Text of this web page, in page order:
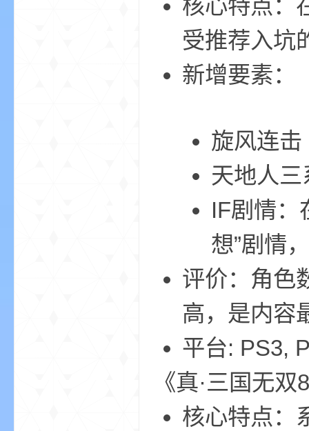
核心特点：
受推荐入坑
新增要素：
旋风连
天地人
IF剧情：
想”剧情
评价：角色
高，是内容
平台: PS3,
《真·三国无
核心特点：